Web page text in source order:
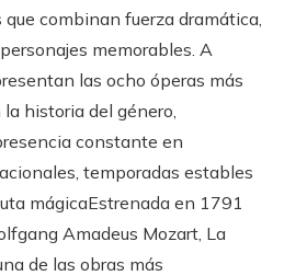
que combinan fuerza dramática,
memorables. A
las ocho óperas más
historia del género,
constante en
temporadas estables
mágicaEstrenada en 1791
Amadeus Mozart, La
de las obras más